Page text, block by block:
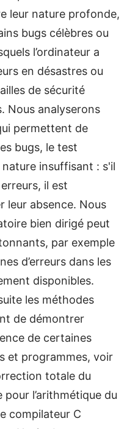
leur nature profonde,
bugs célèbres ou
l’ordinateur a
en désastres ou
de sécurité
Nous analyserons
permettent de
bugs, le test
nature insuffisant : s'il
il est
leur absence. Nous
bien dirigé peut
par exemple
d’erreurs dans les
disponibles.
les méthodes
de démontrer
de certaines
et programmes, voir
totale du
l’arithmétique du
compilateur C